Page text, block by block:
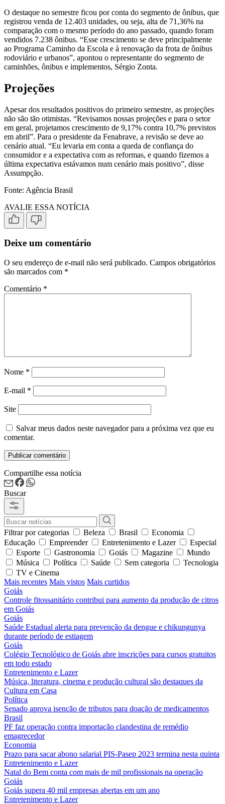
O destaque no semestre ficou por conta do segmento de ônibus, que
registrou venda de 12.403 unidades, ou seja, alta de 71,36% na
comparação com o mesmo período do ano passado, quando foram
vendidos 7.238 ônibus. “Esse crescimento se deve principalmente
ao Programa Caminho da Escola e à renovação da frota de ônibus
rodoviário e urbanos”, apontou o representante do segmento de
caminhões, ônibus e implementos, Sérgio Zonta.
Projeções
Apesar dos resultados positivos do primeiro semestre, as projeções
não são tão otimistas. “Revisamos nossas projeções e para o setor
em geral, projetamos crescimento de 9,17% contra 10,7% previstos
em abril”. Para o presidente da Fenabrave, a revisão se deve ao
cenário atual. “Eu levaria em conta a queda de confiança do
consumidor e a expectativa com as reformas, e quando fizemos a
última expectativa estávamos num cenário mais positivo”, disse
Assumpção.
Fonte: Agência Brasil
AVALIE ESSA NOTÍCIA
Deixe um comentário
O seu endereço de e-mail não será publicado. Campos obrigatórios
são marcados com *
Comentário *
Nome *
E-mail *
Site
Salvar meus dados neste navegador para a próxima vez que eu
comentar.
Compartilhe essa notícia
Buscar
Filtrar por categorias Beleza Brasil
Economia
Educação
Empreender Entretenimento e Lazer
Especial
Esporte
Gastronomia Goiás Magazine
Mundo
Música
Política Saúde Sem categoria
Tecnologia
TV e Cinema
Mais recentes Mais vistos Mais curtidos
Goiás
Controle fitossanitário contribui para aumento da produção de citros
em Goiás
Goiás
Saúde Estadual alerta para prevenção da dengue e chikungunya
durante período de estiagem
Goiás
Colégio Tecnológico de Goiás abre inscrições para cursos gratuitos
em todo estado
Entretenimento e Lazer
Música, literatura, cinema e produção cultural são destaques da
Cultura em Casa
Política
Senado aprova isenção de tributos para doação de medicamentos
Brasil
PF faz operação contra importação clandestina de remédio
emagrecedor
Economia
Prazo para sacar abono salarial PIS-Pasep 2023 termina nesta quinta
Entretenimento e Lazer
Natal do Bem conta com mais de mil profissionais na operação
Goiás
Goiás supera 40 mil empresas abertas em um ano
Entretenimento e Lazer